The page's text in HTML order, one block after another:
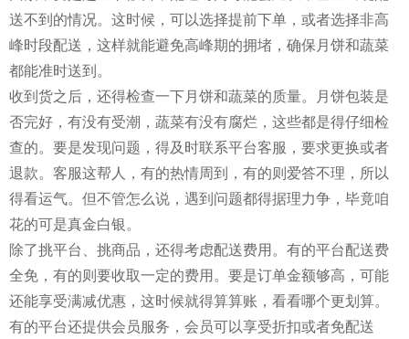
送不到的情况。这时候，可以选择提前下单，或者选择非高
峰时段配送，这样就能避免高峰期的拥堵，确保月饼和蔬菜
都能准时送到。
收到货之后，还得检查一下月饼和蔬菜的质量。月饼包装是
否完好，有没有受潮，蔬菜有没有腐烂，这些都是得仔细检
查的。要是发现问题，得及时联系平台客服，要求更换或者
退款。客服这帮人，有的热情周到，有的则爱答不理，所以
得看运气。但不管怎么说，遇到问题都得据理力争，毕竟咱
花的可是真金白银。
除了挑平台、挑商品，还得考虑配送费用。有的平台配送费
全免，有的则要收取一定的费用。要是订单金额够高，可能
还能享受满减优惠，这时候就得算算账，看看哪个更划算。
有的平台还提供会员服务，会员可以享受折扣或者免配送